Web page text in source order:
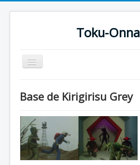
Toku-Onna
Basculer
la
Toku-Actrices
Toku-Critiques
Séries
Films
Base de Kirigirisu Grey